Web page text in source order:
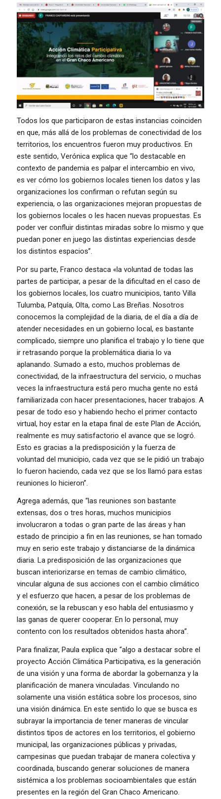
Todos los que participaron de estas instancias coinciden
en que, más allá de los problemas de conectividad de los
territorios, los encuentros fueron muy productivos. En
este sentido, Verónica explica que “lo destacable en
contexto de pandemia es palpar el intercambio en vivo,
es ver cómo los gobiernos locales tienen los datos y las
organizaciones los confirman o refutan según su
experiencia, o las organizaciones mejoran propuestas de
los gobiernos locales o les hacen nuevas propuestas. Es
poder ver confluir distintas miradas sobre lo mismo y que
puedan poner en juego las distintas experiencias desde
los distintos espacios”.
Por su parte, Franco destaca «la voluntad de todas las
partes de participar, a pesar de la dificultad en el caso de
los gobiernos locales, los cuatro municipios, tanto Villa
Tulumba, Patquía, Olta, como Las Breñas. Nosotros
conocemos la complejidad de la diaria, de el día a día de
atender necesidades en un gobierno local, es bastante
complicado, siempre uno planifica el trabajo y lo tiene que
ir retrasando porque la problemática diaria lo va
aplanando. Sumado a esto, muchos problemas de
conectividad, de la infraestructura del servicio, o muchas
veces la infraestructura está pero mucha gente no está
familiarizada con hacer presentaciones, hacer trabajos. A
pesar de todo eso y habiendo hecho el primer contacto
virtual, hoy estar en la etapa final de este Plan de Acción,
realmente es muy satisfactorio el avance que se logró.
Esto es gracias a la predisposición y la fuerza de
voluntad del municipio, cada vez que se le pidió un trabajo
lo fueron haciendo, cada vez que se los llamó para estas
reuniones lo hicieron”.
Agrega además, que “las reuniones son bastante
extensas, dos o tres horas, muchos municipios
involucraron a todas o gran parte de las áreas y han
estado de principio a fin en las reuniones, se han tomado
muy en serio este trabajo y distanciarse de la dinámica
diaria. La predisposición de las organizaciones que
buscan interiorizarse en temas de cambio climático,
vincular alguna de sus acciones con el cambio climático
y el esfuerzo que hacen, a pesar de los problemas de
conexión, se la rebuscan y eso habla del entusiasmo y
las ganas de querer cooperar. En lo personal, muy
contento con los resultados obtenidos hasta ahora”.
Para finalizar, Paula explica que “algo a destacar sobre el
proyecto Acción Climática Participativa, es la generación
de una visión y una forma de abordar la gobernanza y la
planificación de manera vinculadas. Vinculando no
solamente una visión estática sobre los procesos, sino
una visión dinámica. En este sentido lo que se busca es
subrayar la importancia de tener maneras de vincular
distintos tipos de actores en los territorios, el gobierno
municipal, las organizaciones públicas y privadas,
campesinas que puedan trabajar de manera colectiva y
coordinada, buscando generar soluciones de manera
sistémica a los problemas socioambientales que están
presentes en la región del Gran Chaco Americano.